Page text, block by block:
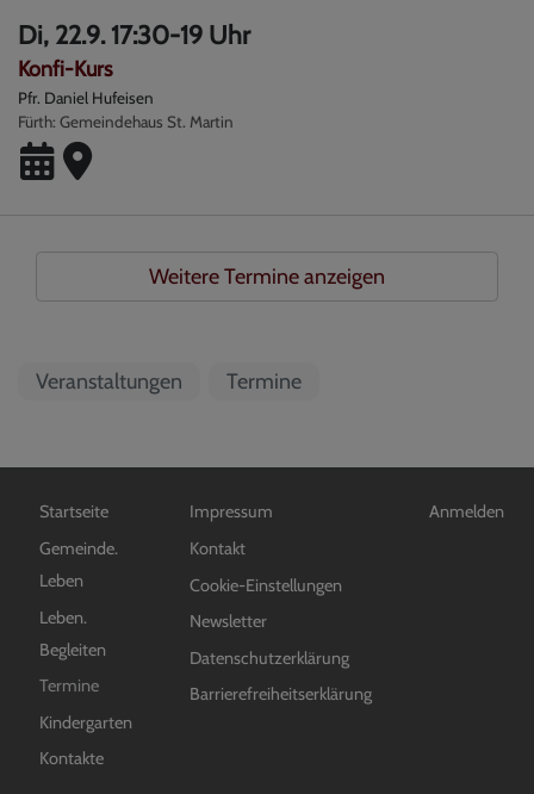
Di, 22.9. 17:30-19 Uhr
Konfi-Kurs
Pfr. Daniel Hufeisen
Fürth Gemeindehaus St. Martin
Weitere Termine anzeigen
Veranstaltungen Termine
Hauptnavigation
Startseite
Gemeinde.
Leben
Leben.
Begleiten
Termine
Kindergarten
Kontakte
Fußbereichsmenü
Impressum
Kontakt
Cookie-Einstellungen
Newsletter
Datenschutzerklärung
Barrierefreiheitserklärung
Anmelden